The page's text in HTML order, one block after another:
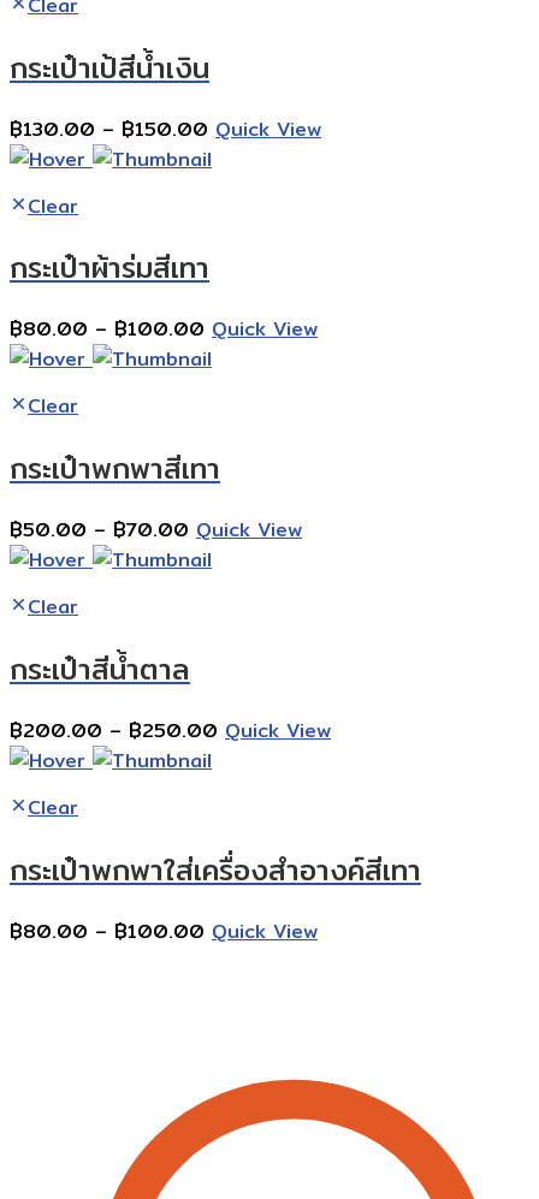
กระเป๋าเป้สีน้ำเงิน
฿130.00 – ฿150.00 Price
range:
Quick View
Clear
กระเป๋าผ้าร่มสีเทา
฿80.00 – ฿100.00 Price
range:
Quick View
Clear
กระเป๋าพกพาสีเทา
฿50.00 – ฿70.00 Price
range:
Quick View
Clear
กระเป๋าสีน้ำตาล
฿200.00 – ฿250.00 Price
฿250.00
Quick View
Clear
กระเป๋าพกพาใส่เครื่องสำอางค์สีเทา
฿80.00 – ฿100.00 Price
Quick View